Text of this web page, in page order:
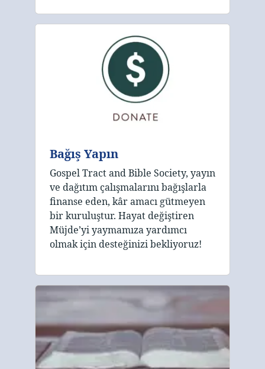
Bağış Yapın
Gospel Tract and Bible Society, yayın
ve dağıtım çalışmalarını bağışlarla
finanse eden, kâr amacı gütmeyen
bir kuruluştur. Hayat değiştiren
Müjde’yi yaymamıza yardımcı
olmak için desteğinizi bekliyoruz!